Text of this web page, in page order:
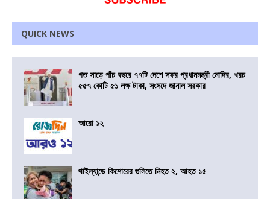
QUICK NEWS
গত সাড়ে পাঁচ বছরে ৭৭টি দেশে সফর প্রধানমন্ত্রী মোদির, খরচ
৫৫৭ কোটি ৫১ লক্ষ টাকা, সংসদে জানাল সরকার
আরো ১২
থাইল্যান্ডে কিশোরের গুলিতে নিহত ২, আহত ১৫